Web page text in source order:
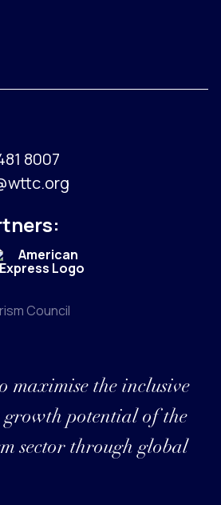
8007
Council
maximise the inclusive
growth potential of the
sector through global